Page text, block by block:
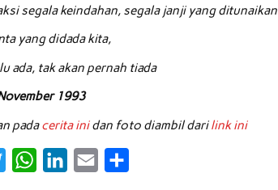
segala keindahan, segala janji yang ditunaikan
yang didada kita,
ada, tak akan pernah tiada
1993
padacerita inidan foto diambil darilink ini
W